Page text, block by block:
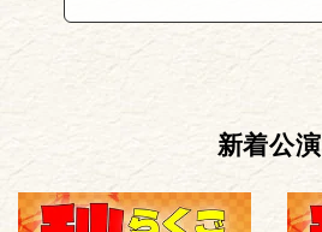
新着公演